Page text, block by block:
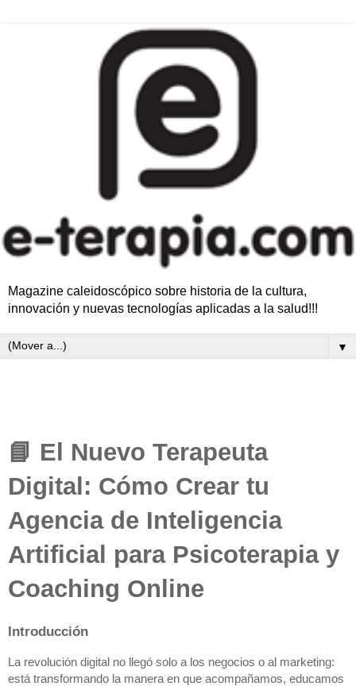
Magazine caleidoscópico sobre historia de la cultura,
innovación y nuevas tecnologías aplicadas a la salud!!!
▼
📘 El Nuevo Terapeuta
Digital: Cómo Crear tu
Agencia de Inteligencia
Artificial para Psicoterapia y
Coaching Online
Introducción
La revolución digital no llegó solo a los negocios o al marketing:
está transformando la manera en que acompañamos, educamos